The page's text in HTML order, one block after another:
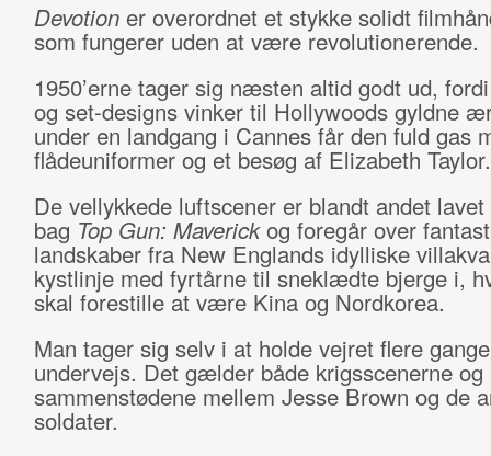
Devotioner overordnet et stykke solidt
som fungerer uden at være revolutionerende.
1950’erne tager sig næsten altid godt ud,
og set-designs vinker til Hollywoods gyldne
under en landgang i Cannes får den fuld gas
flådeuniformer og et besøg af Elizabeth Taylor.
De vellykkede luftscener er blandt andet
bag Top Gun: Maverickog foregår over
landskaber fra New Englands idylliske
kystlinje med fyrtårne til sneklædte bjerge i,
skal forestille at være Kina og Nordkorea.
Man tager sig selv i at holde vejret flere gange
undervejs. Det gælder både krigsscenerne og
sammenstødene mellem Jesse Brown og de
soldater.